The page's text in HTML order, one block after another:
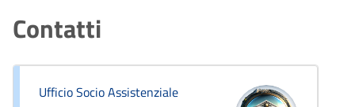
Contatti
Ufficio Socio Assistenziale